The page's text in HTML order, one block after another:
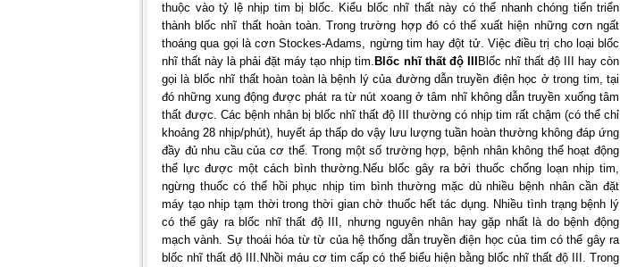
thuộc vào tỷ lệ nhịp tim bị blốc. Kiểu blốc nhĩ thất này có thể nhanh chóng tiến triển
thành blốc nhĩ thất hoàn toàn. Trong trường hợp đó có thể xuất hiện những cơn ngất
thoáng qua gọi là cơn Stockes-Adams, ngừng tim hay đột tử. Việc điều trị cho loại blốc
nhĩ thất này là phải đặt máy tạo nhịp tim. Blốc nhĩ thất độ III
Blốc nhĩ thất độ III hay còn
gọi là blốc nhĩ thất hoàn toàn là bệnh lý của đường dẫn truyền điện học ở trong tim, tại
đó những xung động được phát ra từ nút xoang ở tâm nhĩ không dẫn truyền xuống tâm
thất được. Các bệnh nhân bị blốc nhĩ thất độ III thường có nhịp tim rất chậm (có thể chỉ
khoảng 28 nhịp/phút), huyết áp thấp do vậy lưu lượng tuần hoàn thường không đáp ứng
đầy đủ nhu cầu của cơ thể. Trong một số trường hợp, bệnh nhân không thể hoạt động
thể lực được một cách bình thường. Nếu blốc gây ra bởi thuốc chống loạn nhịp tim,
ngừng thuốc có thể hồi phục nhịp tim bình thường mặc dù nhiều bệnh nhân cần đặt
máy tạo nhịp tạm thời trong thời gian chờ thuốc hết tác dụng. Nhiều tình trạng bệnh lý
có thể gây ra blốc nhĩ thất độ III, nhưng nguyên nhân hay gặp nhất là do bệnh động
mạch vành. Sự thoái hóa từ từ của hệ thống dẫn truyền điện học của tim có thể gây ra
blốc nhĩ thất độ III. Nhồi máu cơ tim cấp có thể biểu hiện bằng blốc nhĩ thất độ III. Trong